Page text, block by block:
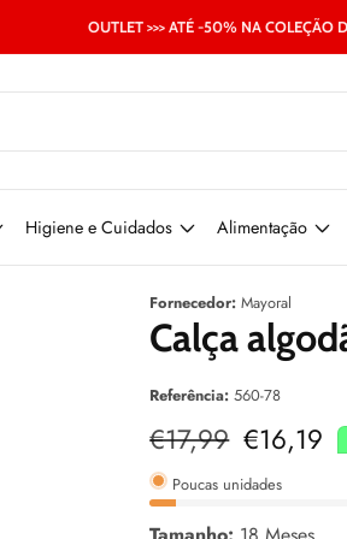
OUTLET >>> ATÉ -50% NA COLEÇÃO
Higiene e Cuidados Alimentação
Fornecedor: Mayoral
Calça
Referência: 560-78
Preço
normal
€17,99 Preço
de
venda
€16,19
Poucas unidades